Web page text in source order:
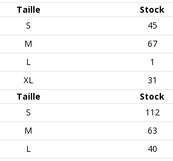
Taille Stock
S 45
M 67
L 1
XL 31
Taille Stock
S 112
M 63
L 40